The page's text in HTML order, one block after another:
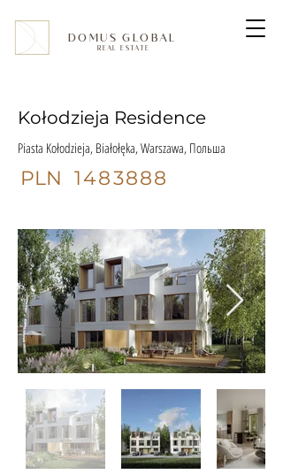
DOMUS GLOBAL
REAL ESTATE
Kołodzieja Residence
Piasta Kołodzieja, Białołęka, Warszawa, Польша
PLN 1483888